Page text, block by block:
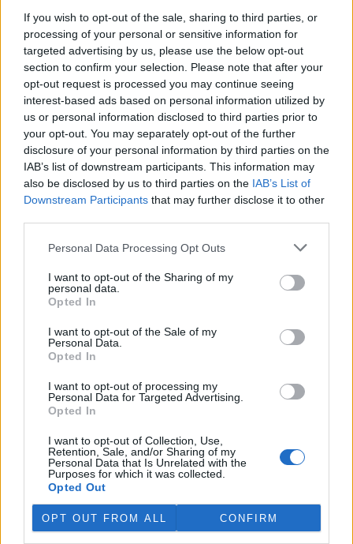
If you wish to opt-out of the sale, sharing to third parties, or
processing of your personal or sensitive information for
targeted advertising by us, please use the below opt-out
section to confirm your selection. Please note that after your
opt-out request is processed you may continue seeing
interest-based ads based on personal information utilized by
us or personal information disclosed to third parties prior to
your opt-out. You may separately opt-out of the further
disclosure of your personal information by third parties on the
IAB’s list of downstream participants. This information may
also be disclosed by us to third parties on the IAB’s List of
Downstream Participants that may further disclose it to other
Personal Data Processing Opt Outs
I want to opt-out of the Sharing of my
personal data.
Opted In
I want to opt-out of the Sale of my
Personal Data.
Opted In
I want to opt-out of processing my
Personal Data for Targeted Advertising.
Opted In
I want to opt-out of Collection, Use,
Retention, Sale, and/or Sharing of my
Personal Data that Is Unrelated with the
Purposes for which it was collected.
Opted Out
OPT OUT FROM ALL CONFIRM
Věříme, že získané materiály najdou své uplatnění ve výuce
a pomohou žákům lépe porozumět lesnictví, fungování
lesního ekosystému a odpovědnému hospodaření s
obnovitelnými zdroji. Rád bych tímto poděkoval FZŠ Mezi
školami; ZŠ a MŠ Červený vrch; Gymnáziu Nad Alejí; ZŠ
Praha-Běchovice; ZŠ a MŠ Praha 3, nám. Jiřího z Lobkovic a
Veselé škole, Soukenická za spolupráci při realizaci
seminářů a Magistrátu hlavního města Prahy za podporu
projektu,“ říká Radim Löwe, hlavní řešitel projektu z Fakulty
lesnické a dřevařské ČZU v Praze.
reklama
využitelnost jednotlivých aktivit a jejich snadné začlenění
do běžné školní výuky. „Na seminářích jsme se snažili
ukázat, že téma lesního ekosystému, lesnictví a
bioekonomiky lze přirozeně propojit s přírodovědnými,
společenskovědními i technickými předměty. Učitelé
ocenili zejména praktický charakter aktivit a možnost
tak v interiéru učebny. Velkou radost nám dělala také velmi
aktivní diskuze a sdílení zkušeností mezi pedagogy,“
doplňuje Jakub Brichta, lektor seminářů.
Výukové materiály budou pedagogům k dispozici i v
elektronické podobě. Zájemci je mohou zdarma najít na
vzdělávacím portálu www.zazitles.cz, který nabízí také další
materiály, inspirace a vzdělávací obsah zaměřený na les,
lesní pedagogiku a lesní bioekonomiku.
Realizátoři projektu věří, že vytvořené materiály budou
využívány nejen účastníky seminářů, ale postupně se
rozšíří i mezi další pedagogy, kteří chtějí do výuky
zařazovat aktuální témata spojená s environmentálním
vzděláváním. Projekt Lesní bioekonomika do škol je